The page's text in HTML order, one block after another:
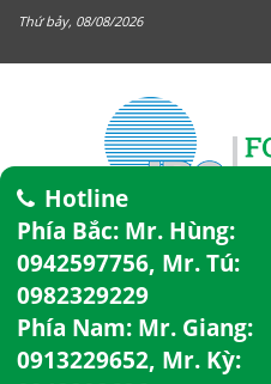
Thứ bảy, 08/08/2026
Hotline
Phía Bắc: Mr. Hùng:
0942597756, Mr. Tú:
0982329229
Phía Nam: Mr. Giang:
0913229652, Mr. Kỳ: